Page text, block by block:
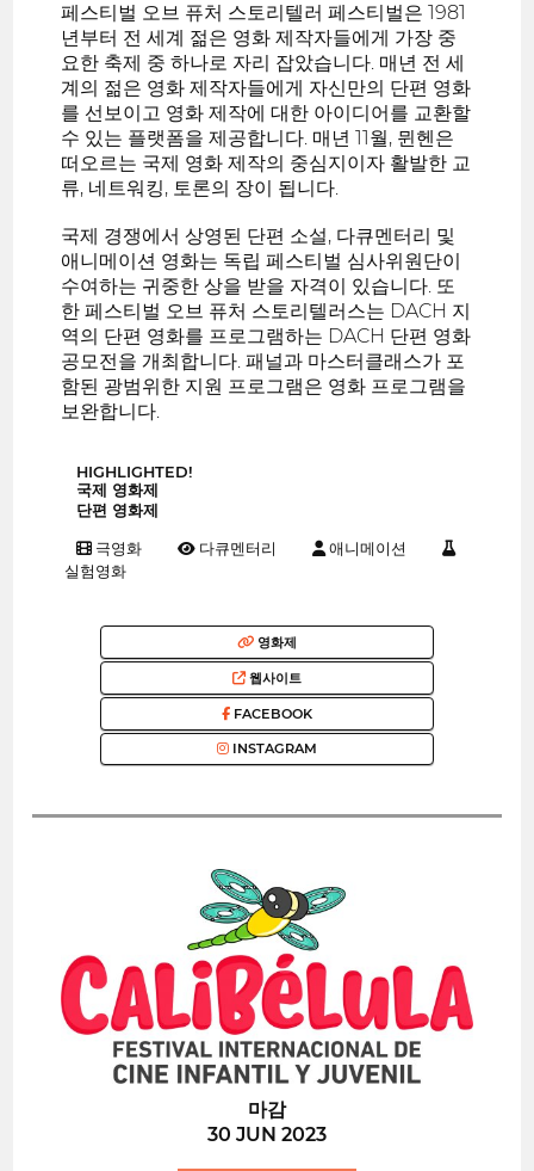
페스티벌 오브 퓨처 스토리텔러 페스티벌은 1981
년부터 전 세계 젊은 영화 제작자들에게 가장 중
요한 축제 중 하나로 자리 잡았습니다. 매년 전 세
계의 젊은 영화 제작자들에게 자신만의 단편 영화
를 선보이고 영화 제작에 대한 아이디어를 교환할
수 있는 플랫폼을 제공합니다. 매년 11월, 뮌헨은
떠오르는 국제 영화 제작의 중심지이자 활발한 교
류, 네트워킹, 토론의 장이 됩니다.
국제 경쟁에서 상영된 단편 소설, 다큐멘터리 및
애니메이션 영화는 독립 페스티벌 심사위원단이
수여하는 귀중한 상을 받을 자격이 있습니다. 또
한 페스티벌 오브 퓨처 스토리텔러스는 DACH 지
역의 단편 영화를 프로그램하는 DACH 단편 영화
공모전을 개최합니다. 패널과 마스터클래스가 포
함된 광범위한 지원 프로그램은 영화 프로그램을
보완합니다.
HIGHLIGHTED!
국제 영화제
단편 영화제
극영화 다큐멘터리
애니메이션
실험영화
영화제
웹사이트
FACEBOOK
INSTAGRAM
마감
30 JUN 2023